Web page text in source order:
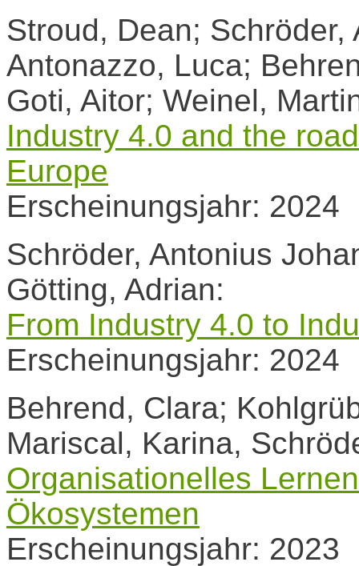
Stroud, Dean;
Antonazzo, Luca;
Goti, Aitor; Weinel,
Industry 4.0 and the
Europe
Erscheinungsjahr: 2024
Schröder, Antonius
Götting, Adrian:
From Industry 4.0 to
Erscheinungsjahr: 2024
Behrend, Clara;
Mariscal, Karina,
Organisationelles
Ökosystemen
Erscheinungsjahr: 2023